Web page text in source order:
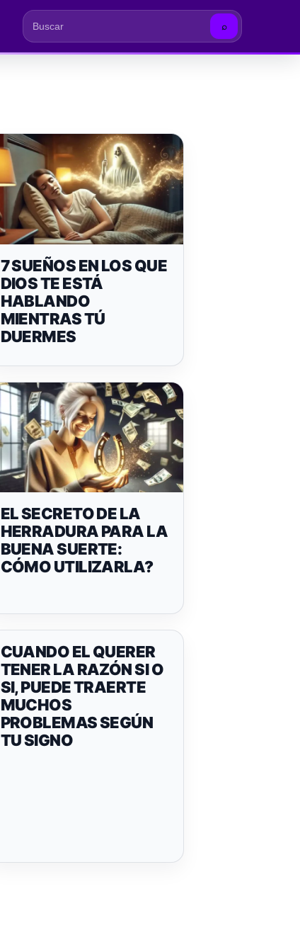
⌕
7 SUEÑOS EN LOS QUE
DIOS TE ESTÁ
HABLANDO
MIENTRAS TÚ
DUERMES
EL SECRETO DE LA
HERRADURA PARA LA
BUENA SUERTE:
CÓMO UTILIZARLA?
CUANDO EL QUERER
TENER LA RAZÓN SI O
SI, PUEDE TRAERTE
MUCHOS
PROBLEMAS SEGÚN
TU SIGNO